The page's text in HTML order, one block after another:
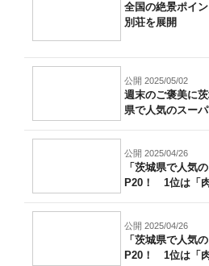
全国の絶景ポイ
別荘を展開
公開 2025/05/02
週末のご褒美に
県で人気のスー
公開 2025/04/26
「茨城県で人気
P20！ 1位は「
公開 2025/04/26
「茨城県で人気
P20！ 1位は「